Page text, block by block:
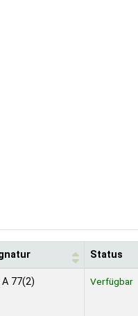
Status
77(2) Verfügbar